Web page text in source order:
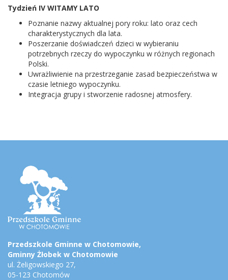
Tydzień IV WITAMY LATO
Poznanie nazwy aktualnej pory roku: lato oraz cech
charakterystycznych dla lata.
Poszerzanie doświadczeń dzieci w wybieraniu
potrzebnych rzeczy do wypoczynku w różnych regionach
Polski.
Uwrażliwienie na przestrzeganie zasad bezpieczeństwa w
czasie letniego wypoczynku.
Integracja grupy i stworzenie radosnej atmosfery.
Adres
przedszkola
Przedszkole Gminne w Chotomowie,
Gminny Żłobek w Chotomowie
ul. Żeligowskiego 27,
05-123 Chotomów